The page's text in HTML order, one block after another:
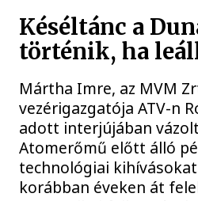
Késéltánc a
történik, ha
Mártha Imre, az MVM
vezérigazgatója ATV-n
adott interjújában
Atomerőmű előtt álló
technológiai
korábban éveken át